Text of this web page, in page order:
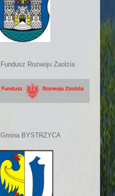
Fundusz Rozwoju Zaolzia
Gmina BYSTRZYCA